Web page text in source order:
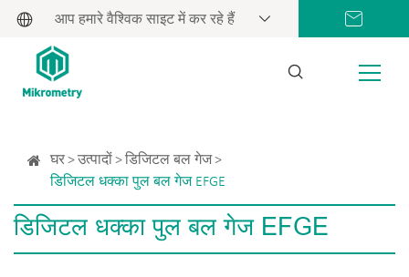
आप हमारे वैश्विक साइट में कर रहे हैं
घर उत्पादों
डिजिटल बल गेज
डिजिटल धक्का पुल बल गेज EFGE
डिजिटल धक्का पुल बल गेज EFGE